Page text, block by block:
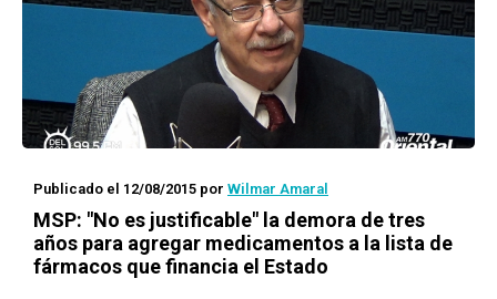
Publicado el 12/08/2015 por Wilmar Amaral
MSP: "No es justificable" la demora de tres
años para agregar medicamentos a la lista de
fármacos que financia el Estado